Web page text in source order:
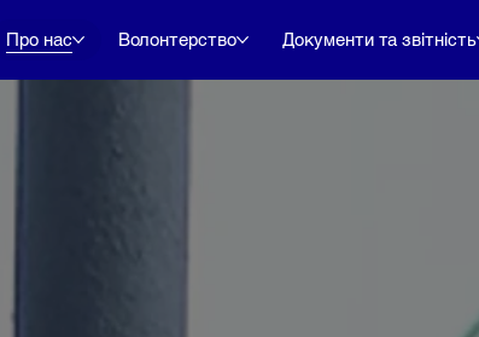
Про нас Волонтерство Документи та звітність